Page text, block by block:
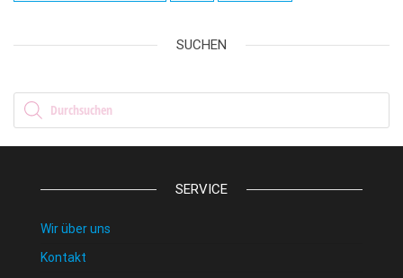
SUCHEN
Products search
SERVICE
Wir über uns
Kontakt